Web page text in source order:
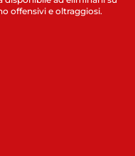
offensivi e oltraggiosi.